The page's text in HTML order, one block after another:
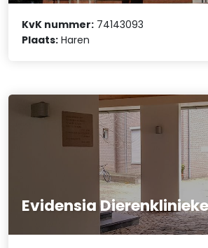
KvK nummer: 74143093
Plaats: Haren
Evidensia